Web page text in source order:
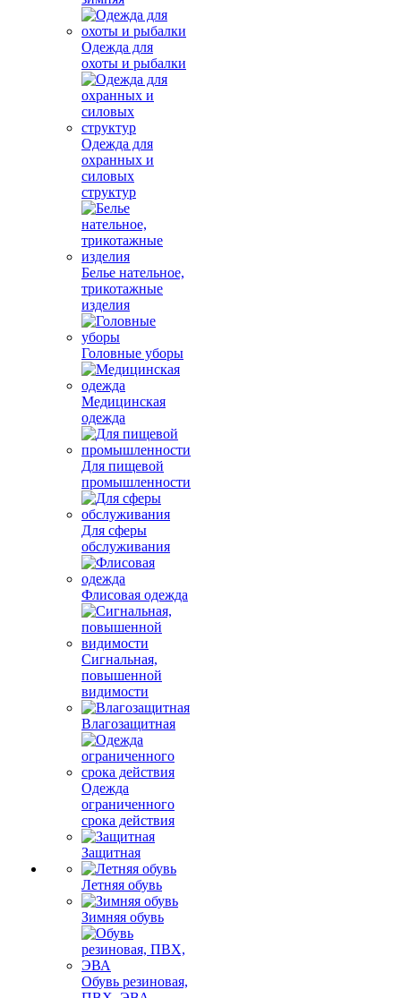
Одежда для
охоты и рыбалки
Одежда для
охранных и
силовых
структур
Белье нательное,
трикотажные
изделия
Головные уборы
Медицинская
одежда
Для пищевой
промышленности
Для сферы
обслуживания
Флисовая одежда
Сигнальная,
повышенной
видимости
Влагозащитная
Одежда
ограниченного
срока действия
Защитная
Летняя обувь
Зимняя обувь
Обувь резиновая,